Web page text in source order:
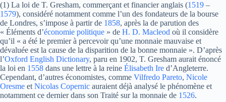
(1) La loi de T. Gresham, commerçant et financier anglais (1519 –
1579), considéré notamment comme l’un des fondateurs de la bourse
de Londres, s’impose à partir de 1858, après la de parution des
« Éléments d’économie politique » de H. D. Macleod où il considère
qu’il « a été le premier à percevoir qu’une monnaie mauvaise et
dévaluée est la cause de la disparition de la bonne monnaie ». D’après
l’Oxford English Dictionary, paru en 1902, T. Gresham aurait énoncé
la loi en 1558 dans une lettre à la reine Élisabeth Ire d’Angleterre.
Cependant, d’autres économistes, comme Vilfredo Pareto, Nicole
Oresme et Nicolas Copernic auraient déjà analysé le phénomène et
notamment ce dernier dans son Traité sur la monnaie de 1526.